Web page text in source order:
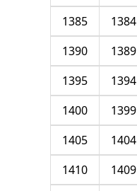
1384
1385
1389
1390
1394
1395
1399
1400
1404
1405
1409
1410